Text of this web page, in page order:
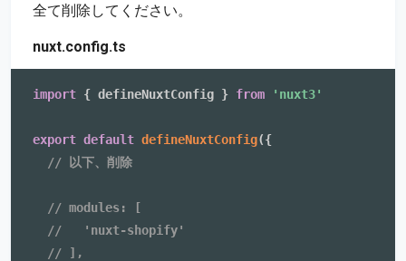
全て削除してください。
nuxt.config.ts
import { defineNuxtConfig } from 'nuxt3'
export default defineNuxtConfig({
// 以下、削除
// modules: [
//   'nuxt-shopify'
// ],